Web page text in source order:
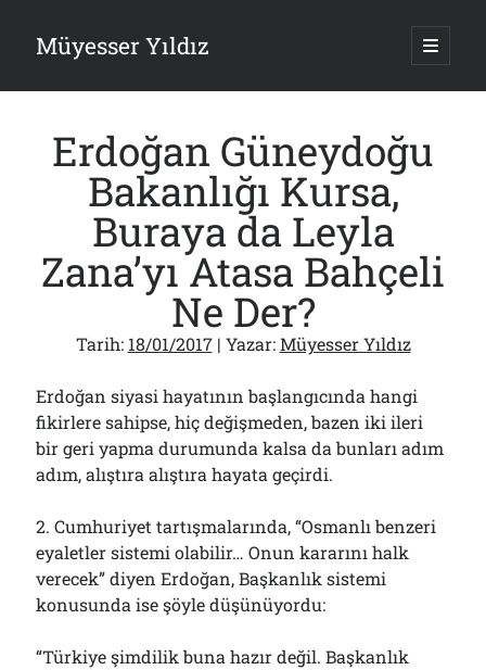
Müyesser Yıldız ana
Yan
Menü
Son Yazılar
Gazi’den Milletvekillerine Kurşun Gibi Sözler!..
05/08/2026
03/08/2026
Er Gaziler 20 Gün Sonra Gelen MSB Heyetine Böyle İsyan Etti:“Bizi
Teröristlere G……yle Güldürdünüz”
01/08/2026
Papazın “Komutanı” Ayasofya ve Patrikhane İçin ABD’yi Göreve
31/07/2026
Arşivler
Erdoğan Güneydoğu
Bakanlığı Kursa,
Buraya da Leyla
Zana’yı Atasa Bahçeli
Ne Der?
Tarih: 18/01/2017| Yazar:Müyesser Yıldız
Erdoğan siyasi hayatının başlangıcında hangi
fikirlere sahipse, hiç değişmeden, bazen iki ileri
bir geri yapma durumunda kalsa da bunları adım
adım, alıştıra alıştıra hayata geçirdi.
2. Cumhuriyet tartışmalarında, “Osmanlı benzeri
eyaletler sistemi olabilir… Onun kararını halk
verecek” diyen Erdoğan, Başkanlık sistemi
konusunda ise şöyle düşünüyordu:
“Türkiye şimdilik buna hazır değil. Başkanlık